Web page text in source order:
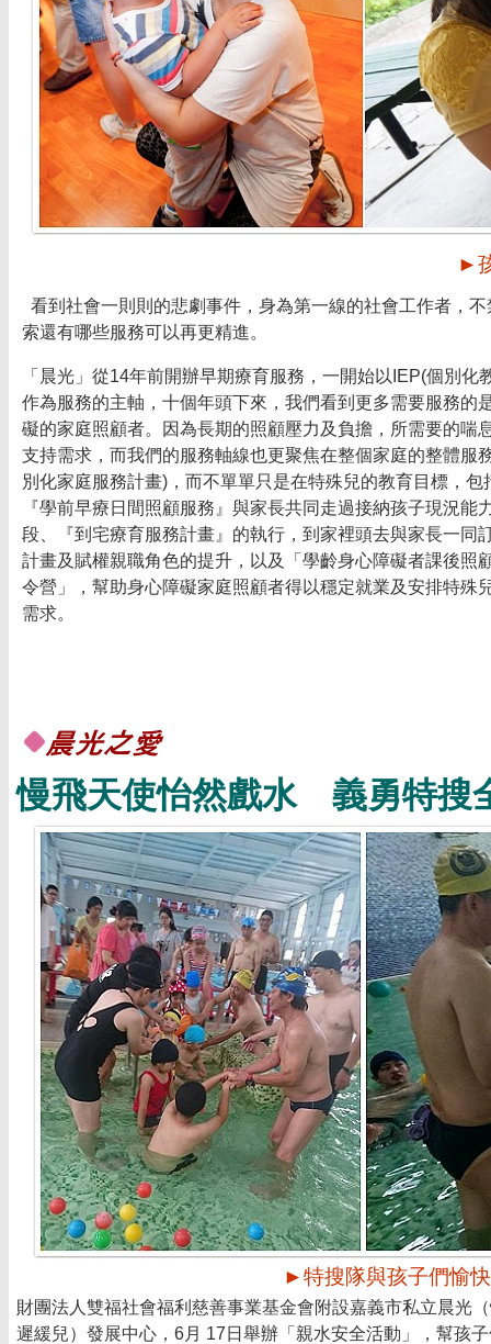
►
看到社會一則則的悲劇事件，身為第一線的社會工作者，不
索還有哪些服務可以再更精進。
「晨光」從14年前開辦早期療育服務，一開始以IEP(個別化
作為服務的主軸，十個年頭下來，我們看到更多需要服務的
礙的家庭照顧者。因為長期的照顧壓力及負擔，所需要的喘
支持需求，而我們的服務軸線也更聚焦在整個家庭的整體服
別化家庭服務計畫)，而不單單只是在特殊兒的教育目標，包
『學前早療日間照顧服務』與家長共同走過接納孩子現況能
段、『到宅療育服務計畫』的執行，到家裡頭去與家長一同
計畫及賦權親職角色的提升，以及「學齡身心障礙者課後照
令營」，幫助身心障礙家庭照顧者得以穩定就業及安排特殊
需求。
慢飛天使怡然戲水 義勇特搜
►特搜隊與孩子們愉
財團法人雙福社會福利慈善事業基金會附設嘉義市私立晨光
遲緩兒）發展中心，6月 17日舉辦「親水安全活動」，幫孩